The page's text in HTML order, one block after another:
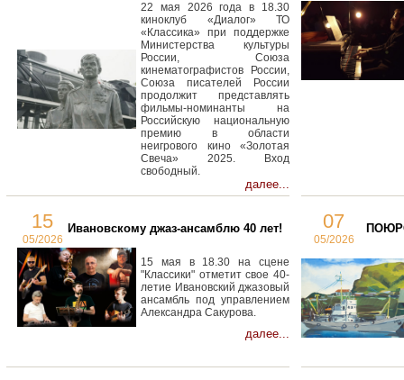
22 мая 2026 года в 18.30
киноклуб «Диалог» ТО
«Классика» при поддержке
Министерства культуры
России, Союза
кинематографистов России,
Союза писателей России
продолжит представлять
фильмы-номинанты на
Российскую национальную
премию в области
неигрового кино «Золотая
Свеча» 2025. Вход
свободный.
далее...
15
05/2026
Ивановскому джаз-ансамблю 40 лет!
15 мая в 18.30 на сцене
"Классики" отметит свое 40-
летие Ивановский джазовый
ансамбль под управлением
Александра Сакурова.
далее...
07
05/2026